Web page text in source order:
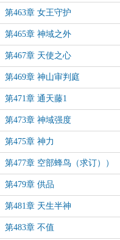
第463章 女王守护
第465章 神域之外
第467章 天使之心
第469章 神山审判庭
第471章 通天藤1
第473章 神域强度
第475章 神力
第477章 空部蜂鸟（求订））
第479章 供品
第481章 天生半神
第483章 不值